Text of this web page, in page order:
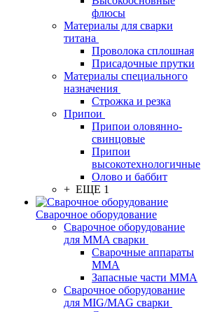
флюсы
Материалы для сварки
титана
Проволока сплошная
Присадочные прутки
Материалы специального
назначения
Строжка и резка
Припои
Припои оловянно-
свинцовые
Припои
высокотехнологичные
Олово и баббит
+ ЕЩЕ 1
Сварочное оборудование
Сварочное оборудование
для MMA сварки
Сварочные аппараты
MMA
Запасные части MMA
Сварочное оборудование
для MIG/MAG сварки